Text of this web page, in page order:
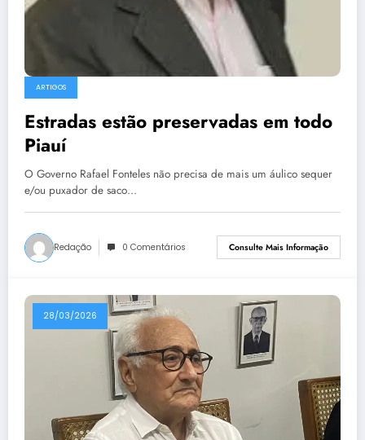
ARTIGOS
Estradas estão preservadas em todo
Piauí
O Governo Rafael Fonteles não precisa de mais um áulico sequer
e/ou puxador de saco…
Redação 0 Comentários Consulte Mais Informação
28/03/2026